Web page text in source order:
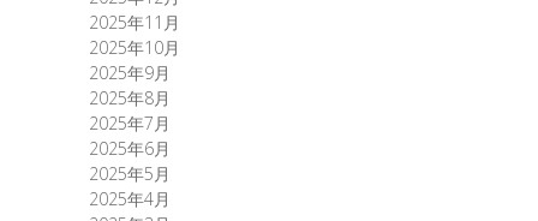
2025年11月
2025年10月
2025年9月
2025年8月
2025年7月
2025年6月
2025年5月
2025年4月